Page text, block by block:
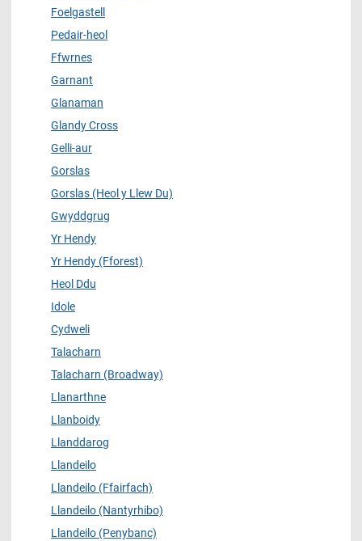
Foelgastell
Pedair-heol
Ffwrnes
Garnant
Glanaman
Glandy Cross
Gelli-aur
Gorslas
Gorslas (Heol y Llew Du)
Gwyddgrug
Yr Hendy
Yr Hendy (Fforest)
Heol Ddu
Idole
Cydweli
Talacharn
Talacharn (Broadway)
Llanarthne
Llanboidy
Llanddarog
Llandeilo
Llandeilo (Ffairfach)
Llandeilo (Nantyrhibo)
Llandeilo (Penybanc)